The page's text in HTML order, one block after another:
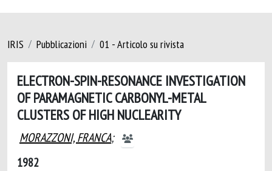
IRIS Pubblicazioni 01 - Articolo su rivista
ELECTRON-SPIN-RESONANCE INVESTIGATION
OF PARAMAGNETIC CARBONYL-METAL
CLUSTERS OF HIGH NUCLEARITY
MORAZZONI, FRANCA;
1982